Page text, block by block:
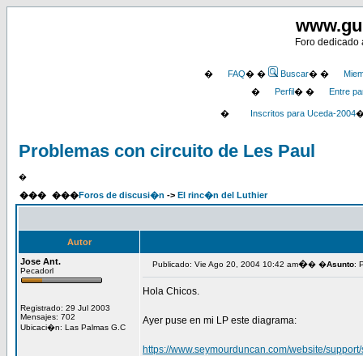
Foro dedicado
� FAQ� � Buscar� �
�
Perfil� � Entre
� Inscritos para Uceda-2004
Problemas con circuito de Les Paul
�
��� ���Foros de discusi�n -> El rinc�n del Luthier
Autor
Jose Ant.
Pecadorl
Registrado: 29 Jul 2003
Mensajes: 702
Ubicaci�n: Las Palmas G.C
Publicado: Vie Ago 20, 2004 10:42 am�� �Asunto:
Hola Chicos.
Ayer puse en mi LP este diagrama:
https://www.seymourduncan.com/website/